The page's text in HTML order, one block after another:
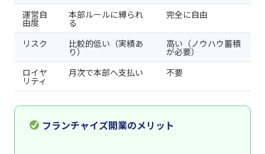
運営自
由度
本部ルールに縛られ
る
完全に自由
リスク 比較的低い（実績あ
り）
高い（ノウハウ蓄積
が必要）
ロイヤ
リティ
月次で本部へ支払い 不要
フランチャイズ開業のメリット